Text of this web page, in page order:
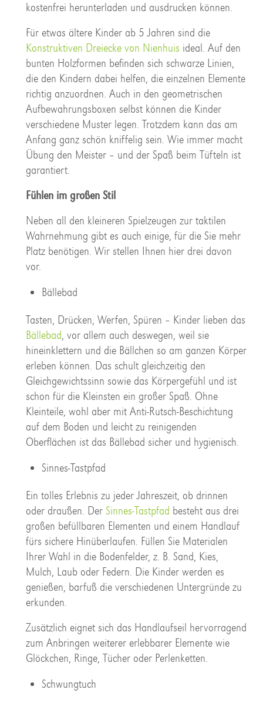
kostenfrei herunterladen und ausdrucken können.
Für etwas ältere Kinder ab 5 Jahren sind die
Konstruktiven Dreiecke von Nienhuis ideal. Auf den
bunten Holzformen befinden sich schwarze Linien,
die den Kindern dabei helfen, die einzelnen Elemente
richtig anzuordnen. Auch in den geometrischen
Aufbewahrungsboxen selbst können die Kinder
verschiedene Muster legen. Trotzdem kann das am
Anfang ganz schön kniffelig sein. Wie immer macht
Übung den Meister – und der Spaß beim Tüfteln ist
garantiert.
Fühlen im großen Stil
Neben all den kleineren Spielzeugen zur taktilen
Wahrnehmung gibt es auch einige, für die Sie mehr
Platz benötigen. Wir stellen Ihnen hier drei davon
vor.
Bällebad
Tasten, Drücken, Werfen, Spüren – Kinder lieben das
Bällebad, vor allem auch deswegen, weil sie
hineinklettern und die Bällchen so am ganzen Körper
erleben können. Das schult gleichzeitig den
Gleichgewichtssinn sowie das Körpergefühl und ist
schon für die Kleinsten ein großer Spaß. Ohne
Kleinteile, wohl aber mit Anti-Rutsch-Beschichtung
auf dem Boden und leicht zu reinigenden
Oberflächen ist das Bällebad sicher und hygienisch.
Sinnes-Tastpfad
Ein tolles Erlebnis zu jeder Jahreszeit, ob drinnen
oder draußen. Der Sinnes-Tastpfad besteht aus drei
großen befüllbaren Elementen und einem Handlauf
fürs sichere Hinüberlaufen. Füllen Sie Materialen
Ihrer Wahl in die Bodenfelder, z. B. Sand, Kies,
Mulch, Laub oder Federn. Die Kinder werden es
genießen, barfuß die verschiedenen Untergründe zu
erkunden.
Zusätzlich eignet sich das Handlaufseil hervorragend
zum Anbringen weiterer erlebbarer Elemente wie
Glöckchen, Ringe, Tücher oder Perlenketten.
Schwungtuch